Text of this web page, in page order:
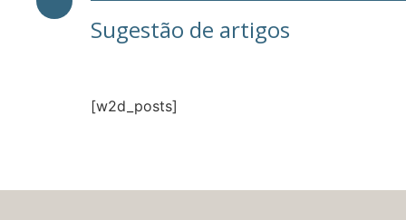
Sugestão de artigos
[w2d_posts]